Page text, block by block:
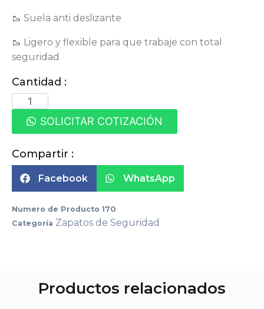
🥾 Suela anti deslizante
🥾 Ligero y flexible para que trabaje con total
seguridad
Cantidad :
SOLICITAR COTIZACIÓN
Compartir :
Facebook WhatsApp
Numero de Producto 170
Categoría Zapatos de Seguridad
Productos relacionados